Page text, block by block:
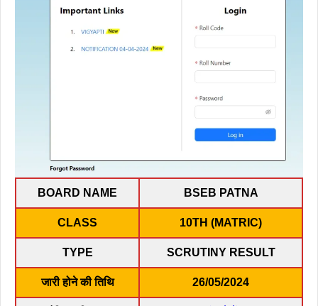
BOARD NAME BSEB PATNA
CLASS 10TH (MATRIC)
TYPE SCRUTINY RESULT
जारी होने की तिथि 26/05/2024